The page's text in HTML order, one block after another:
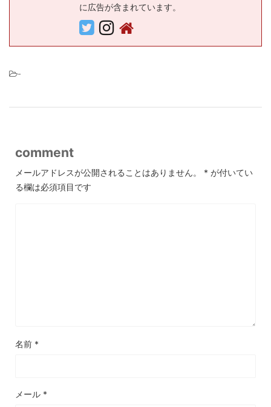
に広告が含まれています。
-
comment
メールアドレスが公開されることはありません。 * が付いてい
る欄は必須項目です
名前 *
メール *